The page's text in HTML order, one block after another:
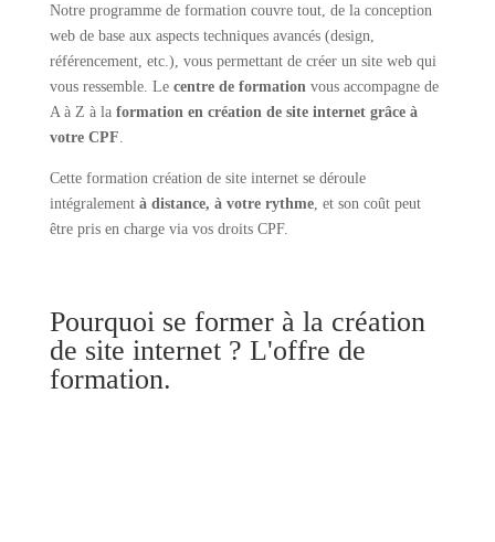
Notre programme de formation couvre tout, de la conception
web de base aux aspects techniques avancés (design,
référencement, etc.), vous permettant de créer un site web qui
vous ressemble. Le centre de formation vous accompagne de
A à Z à la formation en création de site internet grâce à
votre CPF
Cette formation création de site internet se déroule
intégralement à distance, à votre rythme, et son coût peut
être pris en charge via vos droits CPF.
Pourquoi se former à la création
de site internet ? L'offre de
formation.